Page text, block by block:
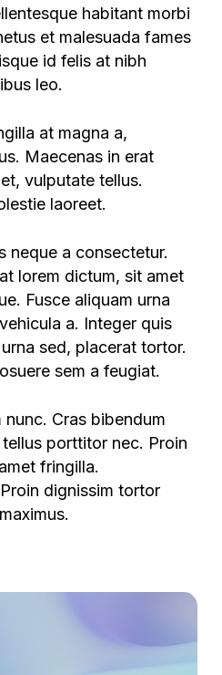
habitant morbi
et malesuada fames
id felis at nibh
leo.
at magna a,
Maecenas in erat
vulputate tellus.
laoreet.
neque a consectetur.
lorem dictum, sit amet
Fusce aliquam urna
a. Integer quis
sed, placerat tortor.
sem a feugiat.
Cras bibendum
porttitor nec. Proin
fringilla.
dignissim tortor